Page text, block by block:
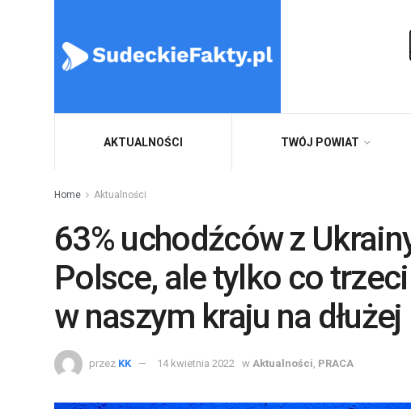
AKTUALNOŚCI TWÓJ POWIAT
Home Aktualności
63% uchodźców z
Polsce, ale tylko co
w naszym kraju na dłużej
przez KK 14 kwietnia 2022 w Aktualności PRACA